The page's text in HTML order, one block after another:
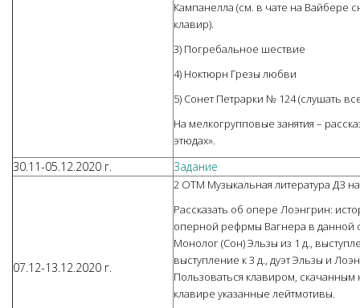
Кампанелла (см. в чате на Вайбере
клавир).
3) Погребальное шествие
4) Ноктюрн Грезы любви
5) Сонет Петрарки № 124 (слушать
На мелкогрупповые занятия –
этюдах».
30.11-05.12.2020 г. Задание
07.12-13.12.2020 г.
2 ОТМ Музыкальная литература ДЗ
Рассказать об опере Лоэнгрин:
оперной рефрмы Вагнера в данной
Монолог (Сон) Эльзы из 1 д.,
выступление к 3 д., дуэт Эльзы и
Пользоваться клавиром,
клавире указанные лейтмотивы.